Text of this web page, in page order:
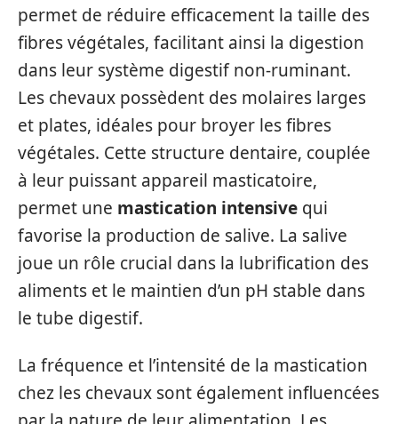
permet de réduire efficacement la taille des
fibres végétales, facilitant ainsi la digestion
dans leur système digestif non-ruminant.
Les chevaux possèdent des molaires larges
et plates, idéales pour broyer les fibres
végétales. Cette structure dentaire, couplée
à leur puissant appareil masticatoire,
permet une mastication intensive qui
favorise la production de salive. La salive
joue un rôle crucial dans la lubrification des
aliments et le maintien d’un pH stable dans
le tube digestif.
La fréquence et l’intensité de la mastication
chez les chevaux sont également influencées